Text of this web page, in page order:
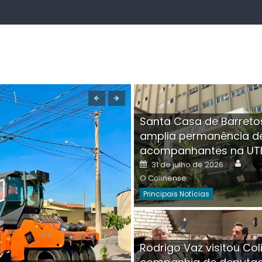
Boutique na Av.
invadida por
Santa Casa de
amplia permanência
acompanhantes na UTI
Posted
on
31 de julho de 2026
O Colinense
Principais Notícias
Rodrigo Vaz visitou